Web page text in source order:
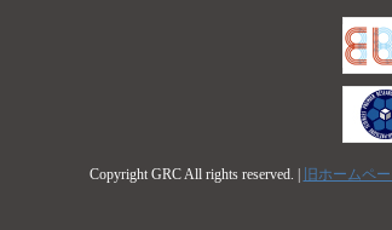
Copyright GRC All rights reserved. |
旧ホームペ